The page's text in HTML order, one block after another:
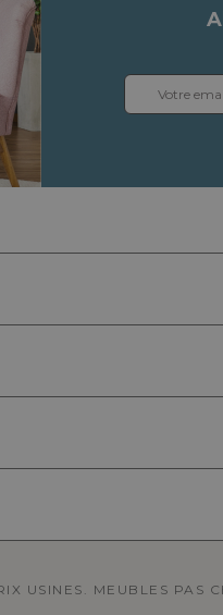
USINES. MEUBLES